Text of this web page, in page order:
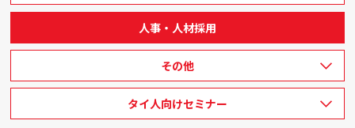
人事・人材採用
その他
タイ人向けセミナー